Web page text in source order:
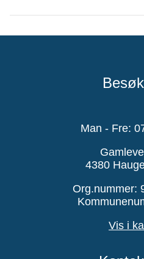
Man - Fre:
4380
Org.nummer:
Vis i